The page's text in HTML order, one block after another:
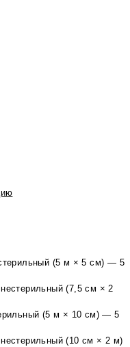
(5 м × 5 см) — 5
(7,5 см × 2
(5 м × 10 см) — 5
(10 см × 2 м)